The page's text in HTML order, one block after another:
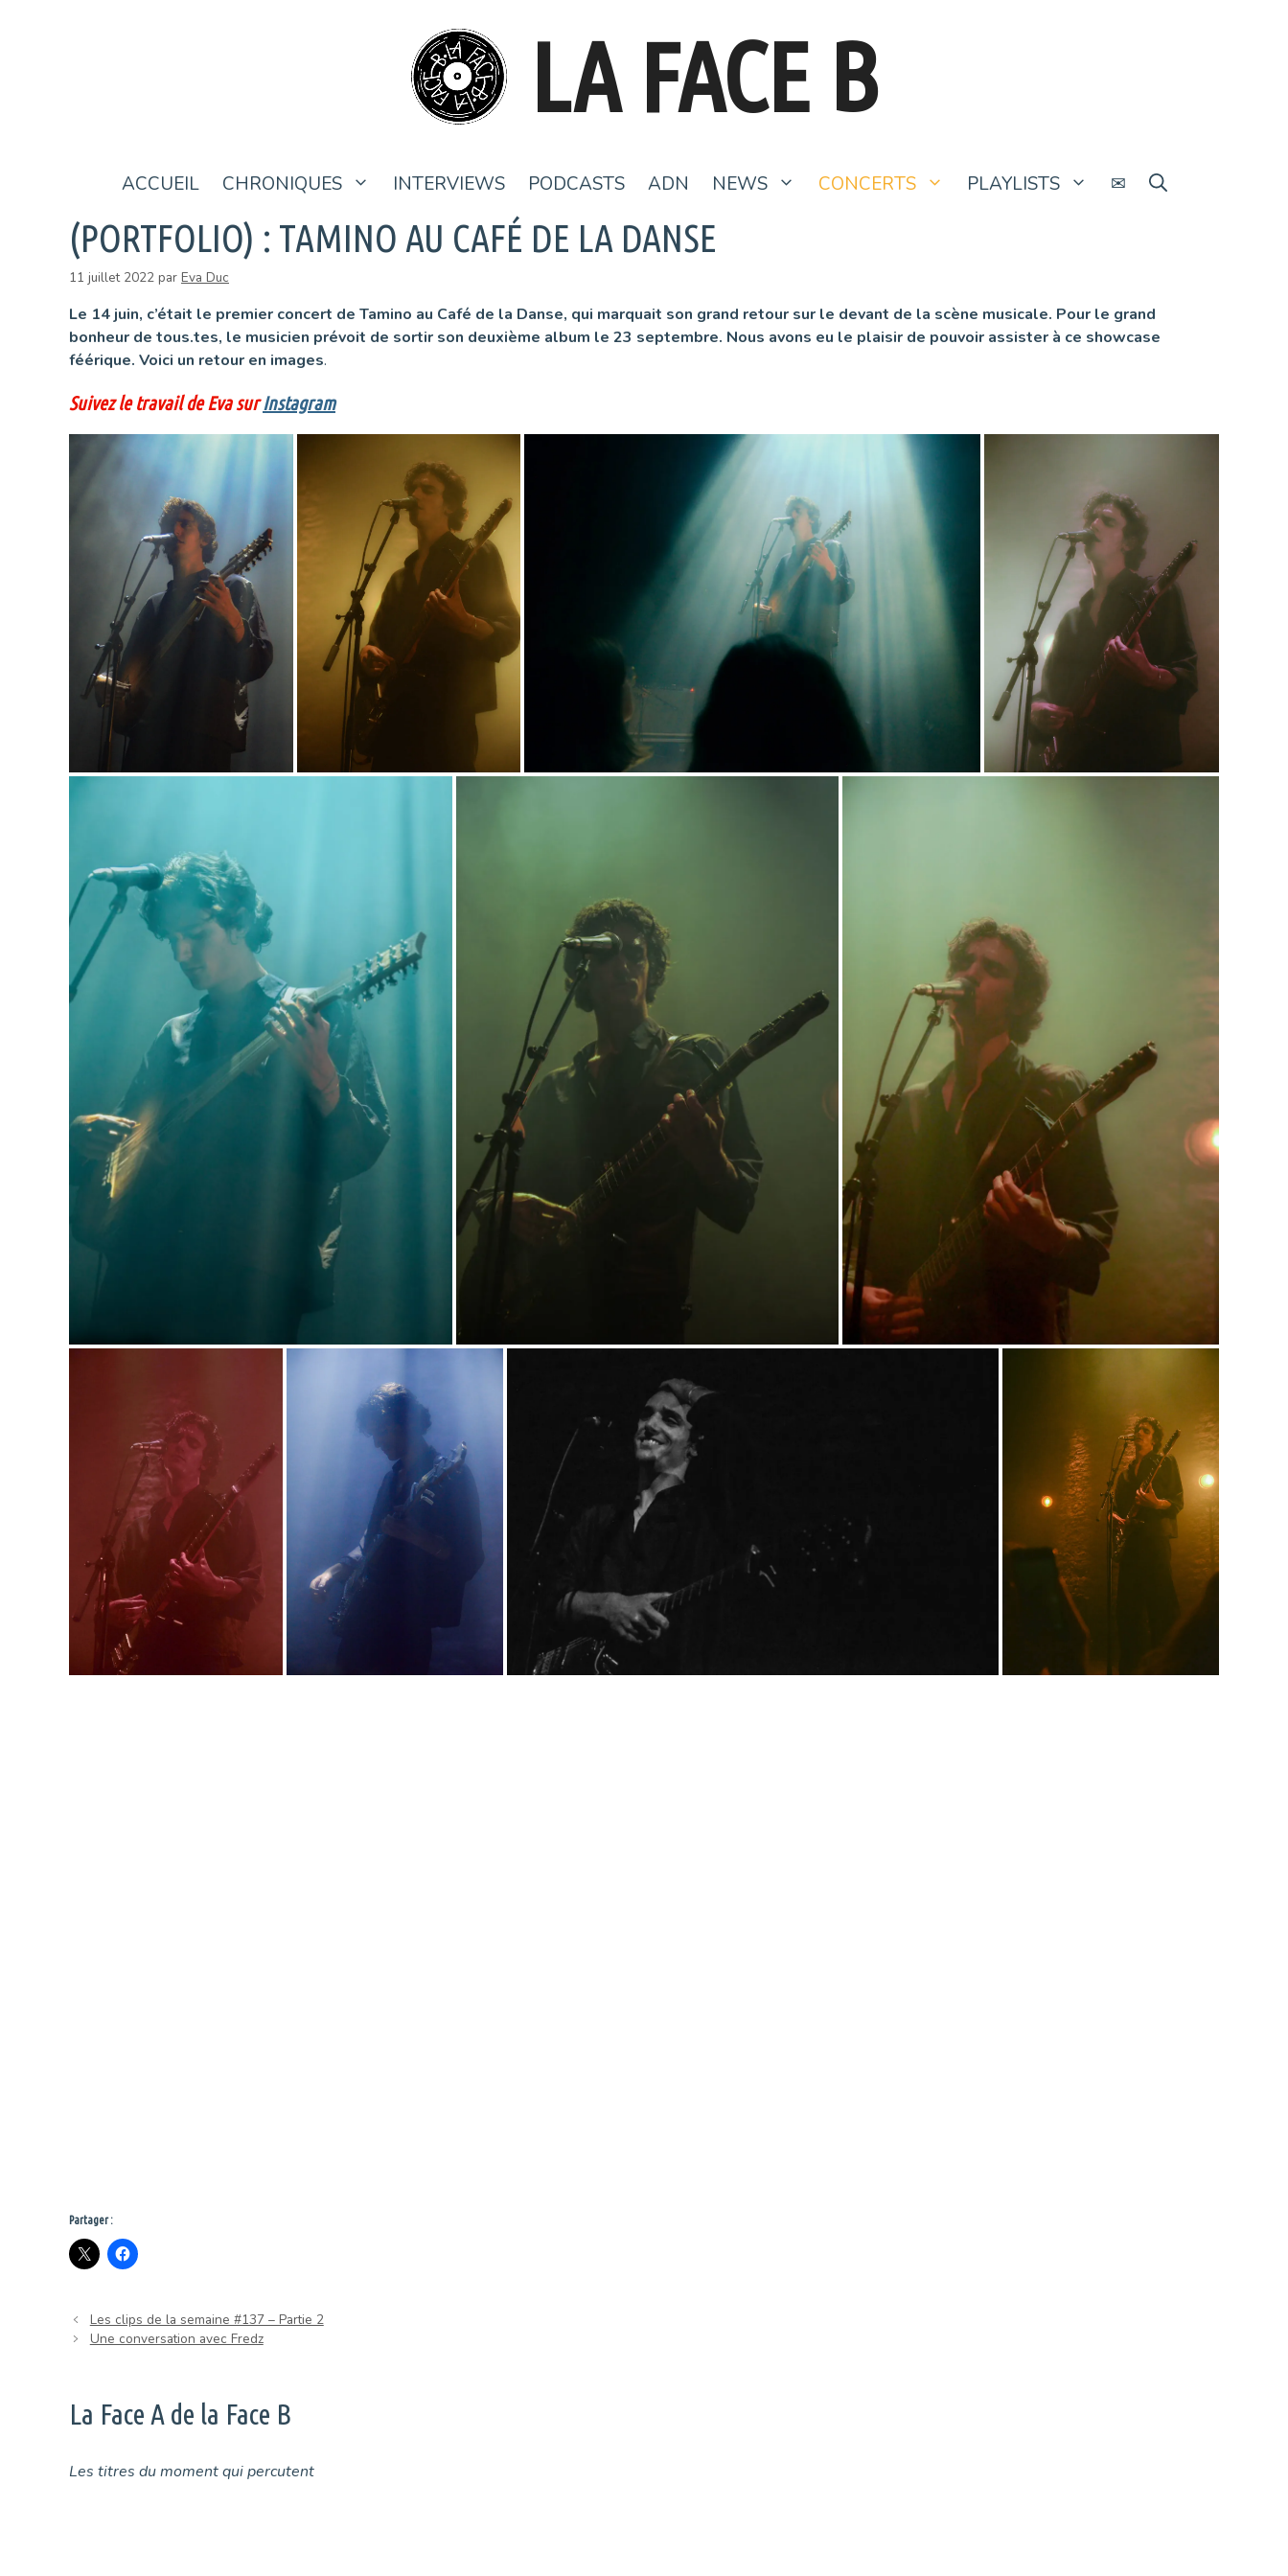
LA FACE B
ACCUEIL CHRONIQUES INTERVIEWS PODCASTS ADN NEWS CONCERTS PLAYLISTS ✉
(PORTFOLIO) : TAMINO AU CAFÉ DE LA DANSE
11 juillet 2022 par Eva Duc
Le 14 juin, c’était le premier concert de Tamino au Café de la Danse, qui marquait son grand retour sur le devant de la scène musicale. Pour le grand
bonheur de tous.tes, le musicien prévoit de sortir son deuxième album le 23 septembre. Nous avons eu le plaisir de pouvoir assister à ce showcase
féérique. Voici un retour en images.
Suivez le travail de Eva surInstagram
Partager :
Les clips de la semaine #137 – Partie 2
Une conversation avec Fredz
La Face A de la Face B
Les titres du moment qui percutent